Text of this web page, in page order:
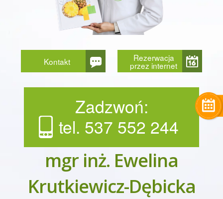
Kontakt Rezerwacja
przez internet
Zadzwoń:
tel. 537 552 244
mgr inż. Ewelina
Krutkiewicz-Dębicka